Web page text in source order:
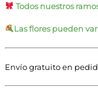
Todos nuestros
Las flores pueden
Envío gratuito en